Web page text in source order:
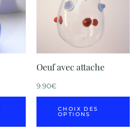
Oeuf avec attache
9.90€
CHOIX DES
OPTIONS